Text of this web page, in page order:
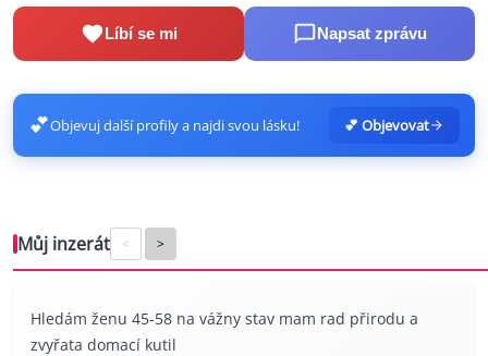
Líbí se mi Napsat zprávu
💕Objevuj další profily a najdi svou lásku! 💕 Objevovat
Můj inzerát < >
Hledám ženu 45-58 na vážny stav mam rad přirodu a
zvyřata domací kutil